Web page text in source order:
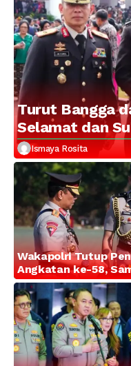
Turut Bangga
Selamat dan
Putra Brigjen
Sebagai
2026
Ismaya Rosita
Wakapolri Tutup
Angkatan ke-58,
kepada 282 Capaja